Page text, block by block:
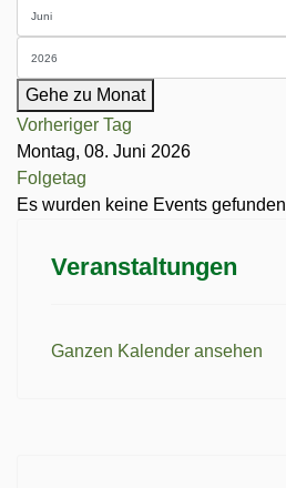
Gehe zu Monat
Vorheriger Tag
Montag, 08. Juni 2026
Folgetag
Es wurden keine Events gefunden
Veranstaltungen
Ganzen Kalender ansehen